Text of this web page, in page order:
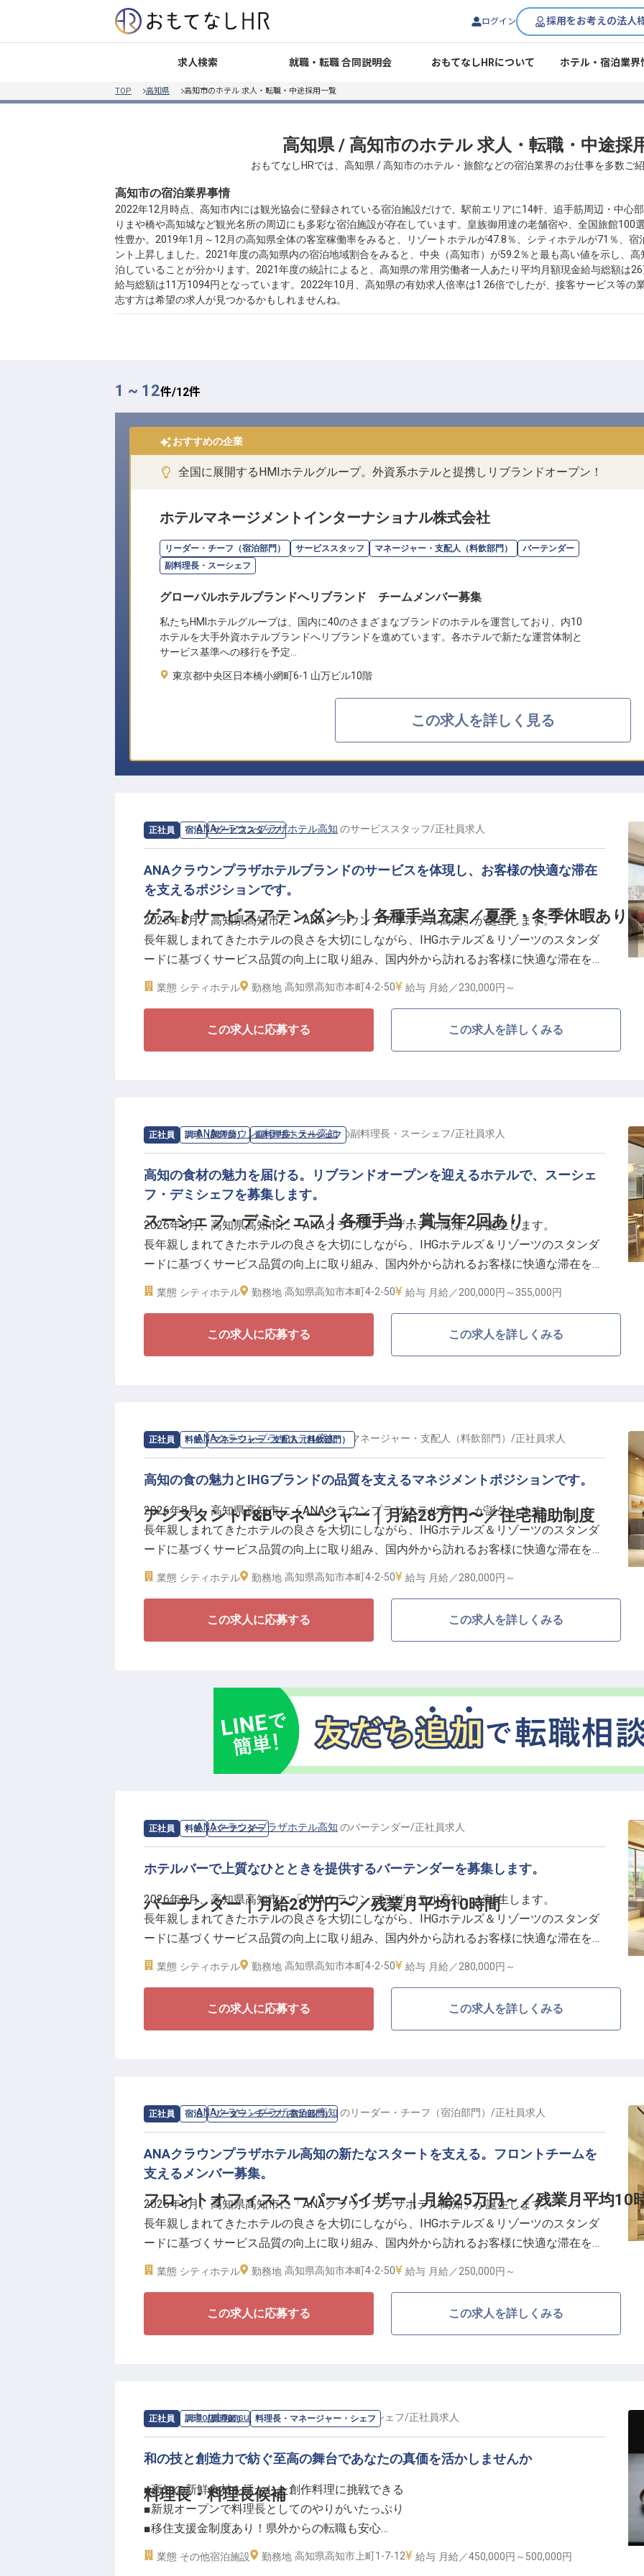
ログイン 採用をお考えの法人
求人検索 就職・転職 合同説明会 おもてなしHRについて ホテル・宿泊業界
TOP 高知県 高知市のホテル 求人・転職・中途採用一覧
高知県 / 高知市のホテル 求人・転職・中途採
おもてなしHRでは、高知県 / 高知市のホテル・旅館などの宿泊業界のお仕事を多数ご
高知市の宿泊業界事情
2022年12月時点、高知市内には観光協会に登録されている宿泊施設だけで、駅前エリアに14軒、追手筋周辺・中心
りまや橋や高知城など観光名所の周辺にも多彩な宿泊施設が存在しています。皇族御用達の老舗宿や、全国旅館100
性豊か。2019年1月～12月の高知県全体の客室稼働率をみると、リゾートホテルが47.8％、シティホテルが71％、
ント上昇しました。2021年度の高知県内の宿泊地域割合をみると、中央（高知市）が59.2％と最も高い値を示し、
泊していることが分かります。2021年度の統計によると、高知県の常用労働者一人あたり平均月額現金給与総額は
給与総額は11万1094円となっています。2022年10月、高知県の有効求人倍率は1.26倍でしたが、接客サービス等の
志す方は希望の求人が見つかるかもしれませんね。
1 ~ 12件/12件
おすすめの企業
全国に展開するHMIホテルグループ。外資系ホテルと提携しリブランドオープン！
ホテルマネージメントインターナショナル株式会社
リーダー・チーフ（宿泊部門） サービススタッフ マネージャー・支配人（料飲部門）
バーテンダー
副料理長・スーシェフ
グローバルホテルブランドへリブランド チームメンバー募集
私たちHMIホテルグループは、国内に40のさまざまなブランドのホテルを運営しており、内10
ホテルを大手外資ホテルブランドへリブランドを進めています。各ホテルで新たな運営体制と
サービス基準への移行を予定…
東京都中央区日本橋小網町6-1 山万ビル10階
この求人を詳しく見る
正社員 宿泊 サービススタッフ
ゲストサービスアテンダント｜各種手当充実／夏季・冬季休暇あり
求人情報：ANAクラウンプラザホテル高知 のサービススタッフ/正社員求人
ANAクラウンプラザホテルブランドのサービスを体現し、お客様の快適な滞在
を支えるポジションです。
2026年8月、高知県高知市に「ANAクラウンプラザホテル高知」が誕生します。
長年親しまれてきたホテルの良さを大切にしながら、IHGホテルズ＆リゾーツのスタンダ
ードに基づくサービス品質の向上に取り組み、国内外から訪れるお客様に快適な滞在を提
供できるホテルを目指してまいります。
ホテル館内や周辺施設のご案内、各種お問合せへの対応などを通じて、お客様が快適に滞
在できる環境を支えます。
■単身赴任時の住宅補助制度あり 経済的負担を軽減
■トレーニング制度でスキルアップをサポート
お客様一人ひとりに合わせた丁寧な対応を心がけながら、チームで協力してサービスを提
供していきます。リブランドに伴う新たな環境の中で、ANAクラウンプラザホテルの新た
なスタートを、ともに支えてくださる方をお待ちしています。
業態 シティホテル 勤務地 高知県高知市本町4-2-50 給与 月給／230,000円～
この求人に応募する この求人を詳しくみる
正社員 調理（調理師） 副料理長・スーシェフ
スーシェフ・デミシェフ｜各種手当・賞与年2回あり
求人情報：ANAクラウンプラザホテル高知の副料理長・スーシェフ/正社員求人
高知の食材の魅力を届ける。リブランドオープンを迎えるホテルで、スーシェ
フ・デミシェフを募集します。
2026年8月、高知県高知市に「ANAクラウンプラザホテル高知」が誕生します。
長年親しまれてきたホテルの良さを大切にしながら、IHGホテルズ＆リゾーツのスタンダ
ードに基づくサービス品質の向上に取り組み、国内外から訪れるお客様に快適な滞在を提
供できるホテルを目指してまいります。
※ご経験やスキルに応じてポジションを決定いたします。
■月平均残業10時間程度
■各種手当・賞与年2回あり
■資格取得支援制度などスキルアップ支援あり
これまでの調理経験を活かし、段階的にマネジメントにも関わることができます。
リブランドオープンという貴重なタイミングに携わりながら、調理部門の中核として活躍
したい方をお待ちしています。
業態 シティホテル 勤務地 高知県高知市本町4-2-50 給与 月給／200,000円～ 355,000円
この求人に応募する この求人を詳しくみる
正社員 料飲 マネージャー・支配人（料飲部門）
アシスタントF&Bマネージャー｜月給28万円〜／住宅補助制度
求人情報：ANAクラウンプラザホテル高知の マネージャー・支配人（料飲部門） /正社員求人
高知の食の魅力とIHGブランドの品質を支えるマネジメントポジションです。
2026年8月、高知県高知市に「ANAクラウンプラザホテル高知」が誕生します。
長年親しまれてきたホテルの良さを大切にしながら、IHGホテルズ＆リゾーツのスタンダ
ードに基づくサービス品質の向上に取り組み、国内外から訪れるお客様に快適な滞在を提
供できるホテルを目指してまいります。
ス運営のサポートをはじめ、スタッフの指導・育成、業務改善に携わっていただきます。
現場業務とマネジメントの両面に携わりながら、円滑な店舗運営とサービス品質の維持・
■産休・育休の取得・復帰率100％
■月給28万円～＋各種手当
■月平均残業10時間程度
■リブランドオープンに携われる貴重な環境
キルを発揮できる環境があります。現場業務とマネジメントの両面からサービス品質の向
上に取り組み、料飲部門の成長を支えていただける方をお待ちしています。
業態 シティホテル 勤務地 高知県高知市本町4-2-50 給与 月給／280,000円～
この求人に応募する この求人を詳しくみる
正社員 料飲 バーテンダー
バーテンダー｜月給28万円〜／残業月平均10時間
求人情報：ANAクラウンプラザホテル高知 のバーテンダー/正社員求人
ホテルバーで上質なひとときを提供するバーテンダーを募集します。
2026年8月、高知県高知市に「ANAクラウンプラザホテル高知」が誕生します。
長年親しまれてきたホテルの良さを大切にしながら、IHGホテルズ＆リゾーツのスタンダ
ードに基づくサービス品質の向上に取り組み、国内外から訪れるお客様に快適な滞在を提
供できるホテルを目指してまいります。
理など幅広い業務を担当していただきます。お客様が一日の終わりにゆったりとした時間
を過ごせるよう、落ち着いたサービスを提供するポジションです。
■年間休日101日、月平均残業10時間程度
■資格取得支援制度・研修制度あり
ビジネスや観光など、さまざまな目的で訪れるお客様をお迎えする中で、接客スキルやお
酒に関する知識を活かすことができます。また、リブランドオープンに伴う新しい環境の
中で、ホテルバーづくりに携われることも魅力の一つです。
リブランドオープンを迎えるホテルバーで、お客様に心地よい時間と特別な体験を提供し
てみませんか。
業態 シティホテル 勤務地 高知県高知市本町4-2-50 給与 月給／280,000円～
この求人に応募する この求人を詳しくみる
正社員 宿泊 リーダー・チーフ（宿泊部門）
フロントオフィススーパーバイザー｜月給25万円～／残業月平均10
求人情報：ANAクラウンプラザホテル高知 のリーダー・チーフ（宿泊部門） /正社員求人
ANAクラウンプラザホテル高知の新たなスタートを支える。フロントチームを
支えるメンバー募集。
2026年8月、高知県高知市に「ANAクラウンプラザホテル高知」が誕生します。
長年親しまれてきたホテルの良さを大切にしながら、IHGホテルズ＆リゾーツのスタンダ
ードに基づくサービス品質の向上に取り組み、国内外から訪れるお客様に快適な滞在を提
供できるホテルを目指してまいります。
え、スタッフの指導・育成やサービス品質の向上を担うポジションです。
お客様対応だけでなく、チームをまとめながらスムーズなオペレーションを支える重要な
■月給25万円～＋各種手当
■月平均残業10時間程度
■研修制度・資格取得支援制度あり
ビジネスや観光、各種イベントなど、さまざまな目的でご利用されるお客様をお迎えする
中で、状況に応じた判断力やマネジメントスキルを身につけることができます。
業態 シティホテル 勤務地 高知県高知市本町4-2-50 給与 月給／250,000円～
この求人に応募する この求人を詳しくみる
正社員 調理（調理師） 料理長・マネージャー・シェフ
料理長・料理長候補
求人情報：hotel nansui の料理長・マネージャー・シェフ/正社員求人
和の技と創造力で紡ぐ至高の舞台であなたの真価を活かしませんか
■高知の新鮮食材を活かした創作料理に挑戦できる
■新規オープンで料理長としてのやりがいたっぷり
■移住支援金制度あり！県外からの転職も安心
■寮完備で住まい探しの心配なし
業態 その他宿泊施設 勤務地 高知県高知市上町1-7-12 給与 月給／450,000円～ 500,000円